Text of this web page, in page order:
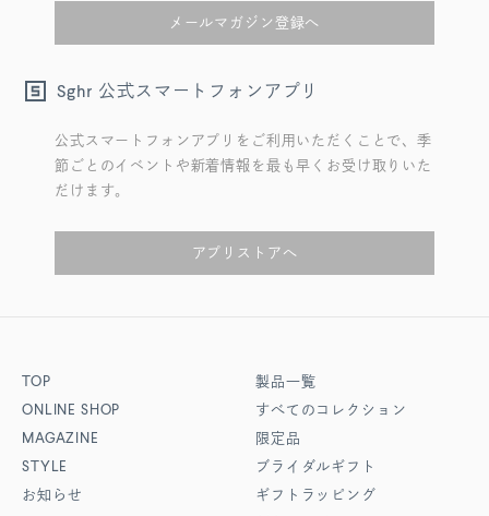
メールマガジン登録へ
Sghr 公式スマートフォンアプリ
公式スマートフォンアプリをご利用いただくことで、季
節ごとのイベントや新着情報を最も早くお受け取りいた
だけます。
アプリストアへ
TOP
ONLINE SHOP
MAGAZINE
STYLE
お知らせ
製品一覧
すべてのコレクション
限定品
ブライダルギフト
ギフトラッピング